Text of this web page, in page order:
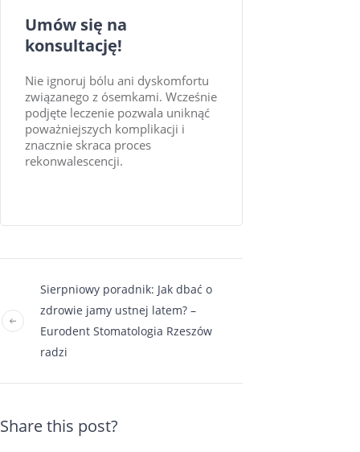
Umów się na
konsultację!
Nie ignoruj bólu ani dyskomfortu
związanego z ósemkami. Wcześnie
podjęte leczenie pozwala uniknąć
poważniejszych komplikacji i
znacznie skraca proces
rekonwalescencji.
Sierpniowy poradnik: Jak dbać o
zdrowie jamy ustnej latem? –
Eurodent Stomatologia Rzeszów
radzi
Share this post?